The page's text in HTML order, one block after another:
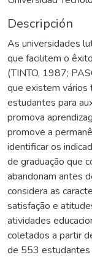
Descripción
As universidades
que facilitem o
(TINTO, 1987;
que existem vários
estudantes para
promova
promove a
identificar os
de graduação que
abandonam antes
considera as
satisfação e
atividades
coletados a partir
de 553 estudantes